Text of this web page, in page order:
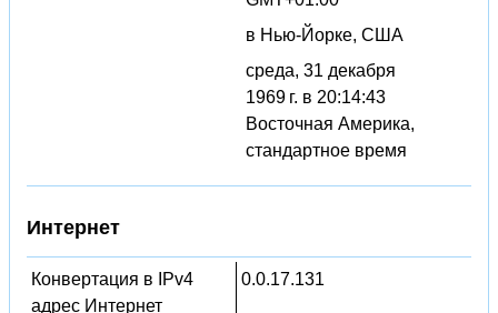
в Нью-Йорке, США
среда, 31 декабря
1969 г. в 20:14:43
Восточная Америка,
стандартное время
Интернет
Конвертация в IPv4
адрес Интернет
0.0.17.131